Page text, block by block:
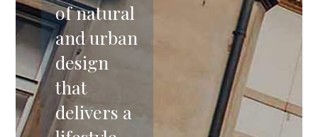
of natural
and urban
design
that
delivers a